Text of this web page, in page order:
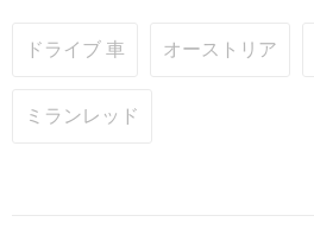
ドライブ 車 オーストリア
ミランレッド